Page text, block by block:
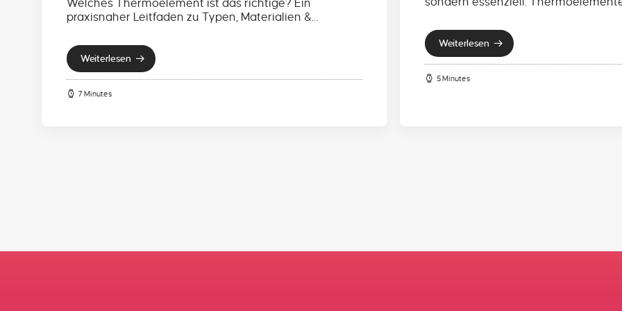
Welches Thermoelement ist das richtige? Ein
praxisnaher Leitfaden zu Typen, Materialien &…
Weiterlesen
7 Minutes
Weiterlesen
5 Minutes